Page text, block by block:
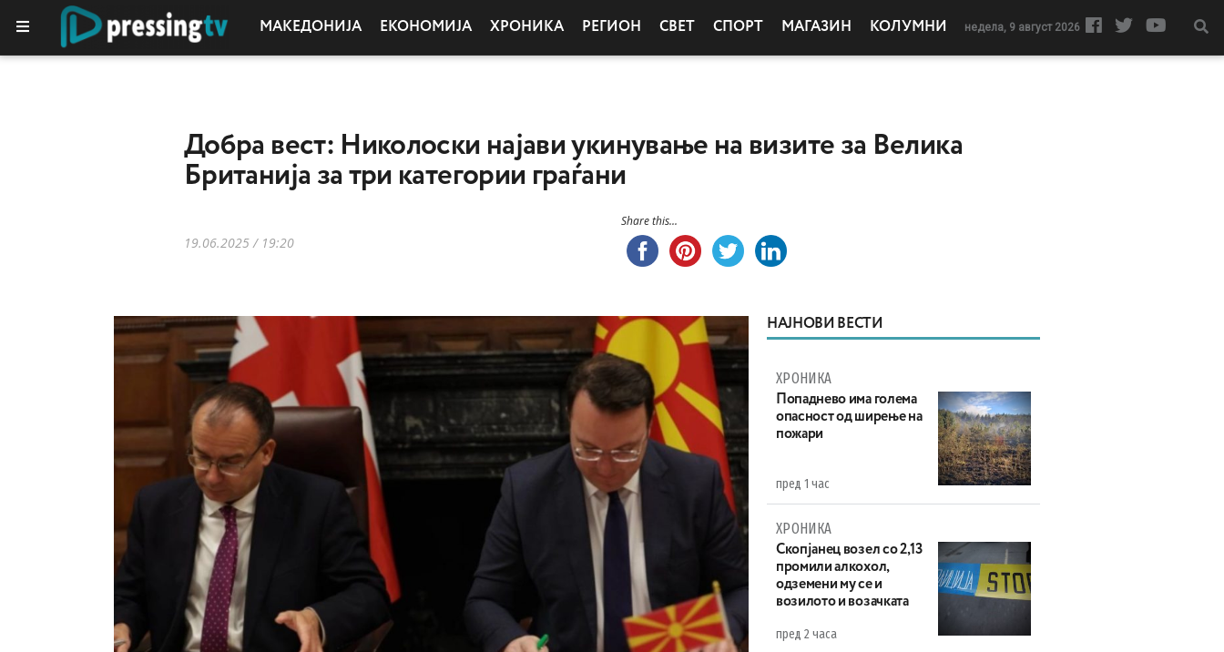
МАКЕДОНИЈА ЕКОНОМИЈА ХРОНИКА РЕГИОН СВЕТ СПОРТ МАГАЗИН КОЛУМНИ недела, 9 август 2026
Добра вест: Николоски најави укинување на визите за Велика
Британија за три категории граѓани
19.06.2025 / 19:20
Share this...
НАЈНОВИ ВЕСТИ
ХРОНИКА
Попаднево има голема
опасност од ширење на
пожари
пред 1 час
ХРОНИКА
Скопјанец возел со 2,13
промили алкохол,
одземени му се и
возилото и возачката
пред 2 часа